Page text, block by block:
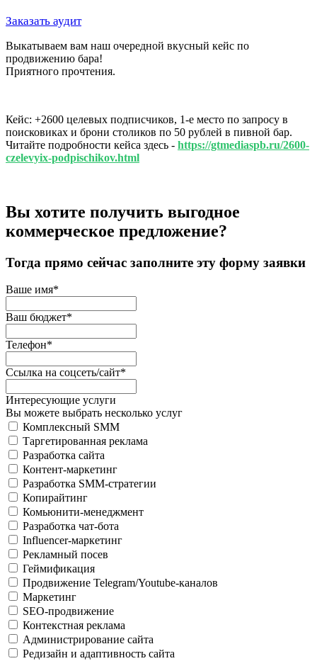
Заказать аудит
Выкатываем вам наш очередной вкусный кейс по
продвижению бара!
Приятного прочтения.
Кейс: +2600 целевых подписчиков, 1-е место по запросу в
поисковиках и брони столиков по 50 рублей в пивной бар.
Читайте подробности кейса здесь - https://gtmediaspb.ru/2600-
czelevyix-podpischikov.html
Вы хотите получить выгодное
коммерческое предложение?
Тогда прямо сейчас заполните эту форму заявки
Ваше имя*
Ваш бюджет*
Телефон*
Ссылка на соцсеть/сайт*
Интересующие услуги
Вы можете выбрать несколько услуг
Комплексный SMM
Таргетированная реклама
Разработка сайта
Контент-маркетинг
Разработка SMM-стратегии
Копирайтинг
Комьюнити-менеджмент
Разработка чат-бота
Influencer-маркетинг
Рекламный посев
Геймификация
Продвижение Telegram/Youtube-каналов
Маркетинг
SEO-продвижение
Контекстная реклама
Администрирование сайта
Редизайн и адаптивность сайта